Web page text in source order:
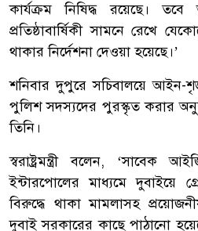
কার্যক্রম নিষিদ্ধ রয়েছে।
প্রতিষ্ঠাবার্ষিকী সামনে রেখে
থাকার নির্দেশনা দেওয়া হয়েছে।’
শনিবার দুপুরে সচিবালয়ে আইন-
পুলিশ সদস্যদের পুরস্কৃত করার
তিনি।
স্বরাষ্ট্রমন্ত্রী বলেন, ‘সাবেক
ইন্টারপোলের মাধ্যমে দুবাইয়ে
বিরুদ্ধে থাকা মামলাসহ
দুবাই সরকারের কাছে পাঠানো